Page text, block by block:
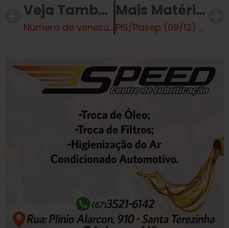
Veja Também
Número de venezuelanos presos em Roraima aumentou 500% em 6 anos
Mais Matérias
PIS/Pasep (09/12) novas regras para saque do abono salarial